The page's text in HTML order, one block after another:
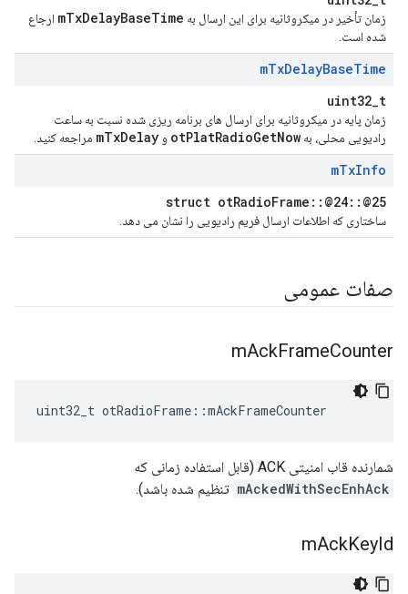
زمان تأخیر در میکروثانیه برای این ارسال به mTxDelayBaseTime ارجاع
شده است.
mTxDelayBaseTime
uint32_t
زمان پایه در میکروثانیه برای ارسال های برنامه ریزی شده نسبت به ساعت
رادیویی محلی، به otPlatRadioGetNow و mTxDelay مراجعه کنید.
mTxInfo
struct otRadioFrame::@24::@25
ساختاری که اطلاعات ارسال فریم رادیویی را نشان می دهد.
صفات عمومی
mAckFrameCounter
uint32_t otRadioFrame ::mAckFrameCounter
شمارنده قاب امنیتی ACK (قابل استفاده زمانی که
mAckedWithSecEnhAck تنظیم شده باشد).
mAckKeyId